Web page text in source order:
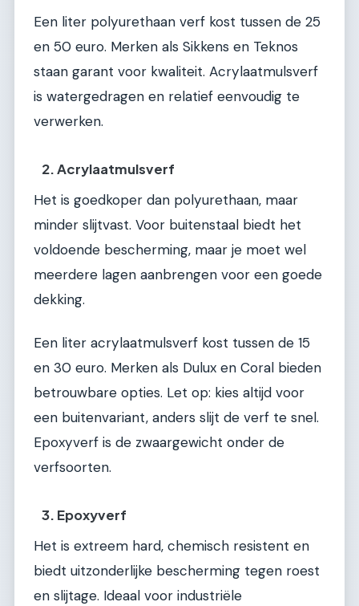
Een liter polyurethaan verf kost tussen de 25
en 50 euro. Merken als Sikkens en Teknos
staan garant voor kwaliteit. Acrylaatmulsverf
is watergedragen en relatief eenvoudig te
verwerken.
2. Acrylaatmulsverf
Het is goedkoper dan polyurethaan, maar
minder slijtvast. Voor buitenstaal biedt het
voldoende bescherming, maar je moet wel
meerdere lagen aanbrengen voor een goede
dekking.
Een liter acrylaatmulsverf kost tussen de 15
en 30 euro. Merken als Dulux en Coral bieden
betrouwbare opties. Let op: kies altijd voor
een buitenvariant, anders slijt de verf te snel.
Epoxyverf is de zwaargewicht onder de
verfsoorten.
3. Epoxyverf
Het is extreem hard, chemisch resistent en
biedt uitzonderlijke bescherming tegen roest
en slijtage. Ideaal voor industriële